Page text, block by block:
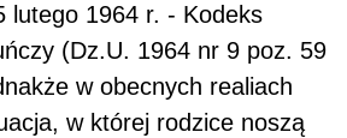
lutego 1964 r. - Kodeks
(Dz.U. 1964 nr 9 poz. 59
w obecnych realiach
w której rodzice noszą